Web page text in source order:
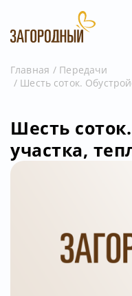
Главная
Передачи
Шесть соток.
Шесть
участка,